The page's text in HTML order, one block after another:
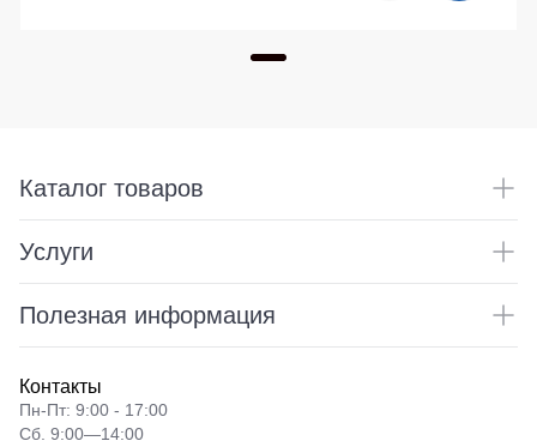
Каталог товаров
Услуги
Полезная информация
Контакты
Пн-Пт: 9:00 - 17:00
Сб. 9:00—14:00